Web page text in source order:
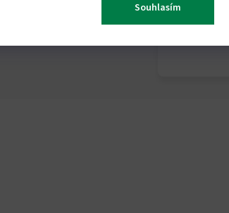
Souhlasím
Při